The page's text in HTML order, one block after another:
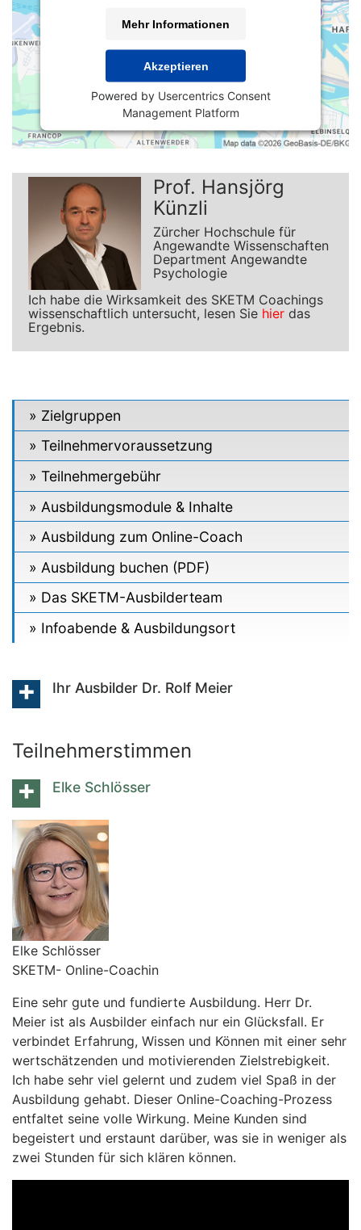
Mehr Informationen
Akzeptieren
Powered by Usercentrics Consent
Management Platform
Prof. Hansjörg
Künzli
Zürcher Hochschule für
Angewandte Wissenschaften
Department Angewandte
Psychologie
Ich habe die Wirksamkeit des SKETM Coachings
wissenschaftlich untersucht, lesen Sie hier das
Ergebnis.
Zielgruppen
Teilnehmervoraussetzung
Teilnehmergebühr
Ausbildungsmodule & Inhalte
Ausbildung zum Online-Coach
Ausbildung buchen (PDF)
Das SKETM-Ausbilderteam
Infoabende & Ausbildungsort
Ihr Ausbilder Dr. Rolf Meier
Teilnehmerstimmen
Elke Schlösser
Elke Schlösser
SKETM- Online-Coachin
Eine sehr gute und fundierte Ausbildung. Herr Dr.
Meier ist als Ausbilder einfach nur ein Glücksfall. Er
verbindet Erfahrung, Wissen und Können mit einer sehr
wertschätzenden und motivierenden Zielstrebigkeit.
Ich habe sehr viel gelernt und zudem viel Spaß in der
Ausbildung gehabt. Dieser Online-Coaching-Prozess
entfaltet seine volle Wirkung. Meine Kunden sind
begeistert und erstaunt darüber, was sie in weniger als
zwei Stunden für sich klären können.